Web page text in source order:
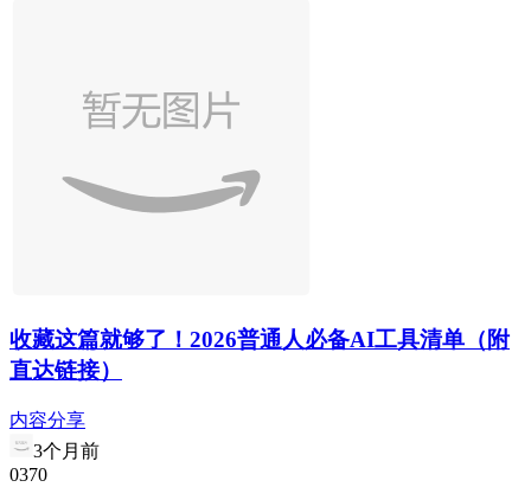
收藏这篇就够了！2026普通人必备AI工具清单（附
直达链接）
内容分享
3个月前
0370